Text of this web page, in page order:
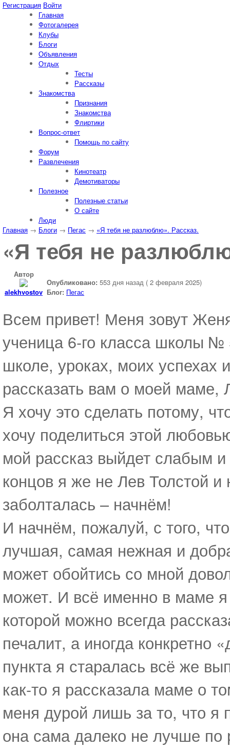
Регистрация Войти
Главная
Фотогалерея
Клубы
Блоги
Объявления
Отдых
Тесты
Рассказы
Знакомства
Признания
Знакомства
Флиртики
Вопрос-ответ
Помощь по сайту
Форум
Развлечения
Кинотеатр
Демотиваторы
Полезное
Полезные статьи
О сайте
Люди
Главная → Блоги → Пегас → «Я тебя не разлюблю». Рассказ.
«Я тебя не
Автор
alekhvostov
Опубликовано: 553 дня назад ( 2 февраля 2025)
Блог: Пегас
Всем привет! Меня зовут
ученица 6-го класса школы №
школе, уроках, моих успехах
рассказать вам о моей
Я хочу это сделать потому,
хочу поделиться этой
мой рассказ выйдет слабым
концов я же не Лев Толстой
заболталась – начнём!
И начнём, пожалуй, с того,
лучшая, самая нежная и
может обойтись со мной
может. И всё именно в маме я
которой можно всегда
печалит, а иногда конкретно
пункта я старалась всё же
как-то я рассказала маме о
меня дурой лишь за то, что я
она сама далеко не лучше по